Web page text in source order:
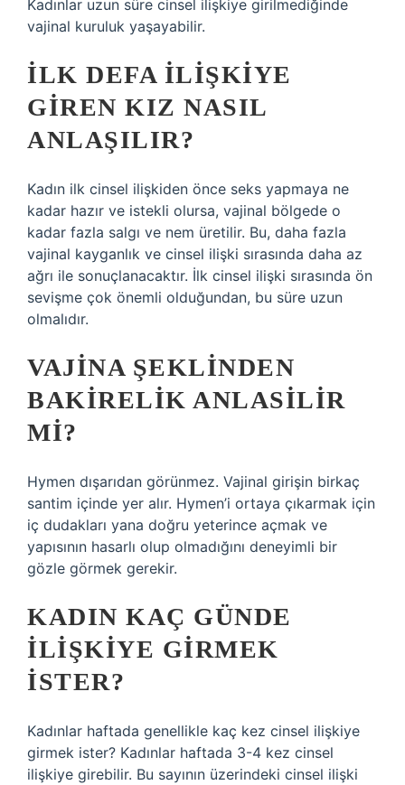
Kadınlar uzun süre cinsel ilişkiye girilmediğinde
vajinal kuruluk yaşayabilir.
İLK DEFA ILIŞKIYE
GIREN KIZ NASIL
ANLAŞILIR?
Kadın ilk cinsel ilişkiden önce seks yapmaya ne
kadar hazır ve istekli olursa, vajinal bölgede o
kadar fazla salgı ve nem üretilir. Bu, daha fazla
vajinal kayganlık ve cinsel ilişki sırasında daha az
ağrı ile sonuçlanacaktır. İlk cinsel ilişki sırasında ön
sevişme çok önemli olduğundan, bu süre uzun
olmalıdır.
VAJINA ŞEKLINDEN
BAKIRELIK ANLASILIR
MI?
Hymen dışarıdan görünmez. Vajinal girişin birkaç
santim içinde yer alır. Hymen’i ortaya çıkarmak için
iç dudakları yana doğru yeterince açmak ve
yapısının hasarlı olup olmadığını deneyimli bir
gözle görmek gerekir.
KADIN KAÇ GÜNDE
ILIŞKIYE GIRMEK
ISTER?
Kadınlar haftada genellikle kaç kez cinsel ilişkiye
girmek ister? Kadınlar haftada 3-4 kez cinsel
ilişkiye girebilir. Bu sayının üzerindeki cinsel ilişki